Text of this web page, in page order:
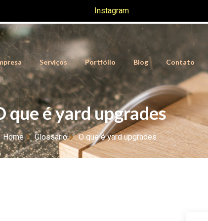
Instagram
Serviços Portfólio Blog Contato
que é yard upgrades
Home Glossário O que é yard upgrades